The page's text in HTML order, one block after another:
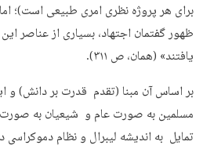
برای هر پروژه نظری امری طبیعی است)؛
ظهور گفتمان اجتهاد، بسیاری از عناصر
یافتند» (همان، ص ۳۱۱).
بر اساس آن مبنا (تقدم قدرت بر دانش) و
مسلمین به صورت عام و شیعیان به صورت
تمایل به اندیشه لیبرال و نظام